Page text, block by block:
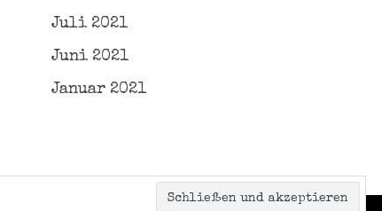
Juli 2021
Juni 2021
Januar 2021